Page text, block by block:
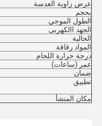
عرض زاوية العدسة
بحجم
الطول الموجي
الجهد االكهربى
الحالية
المواد رقاقة
درجة حرارة اللحام
عمر (ساعات)
ضمان
تطبيق
مكان المنشأ